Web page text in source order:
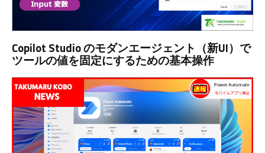
Copilot Studio のモダンエージェント（新UI）で
ツールの値を固定にするための基本操作